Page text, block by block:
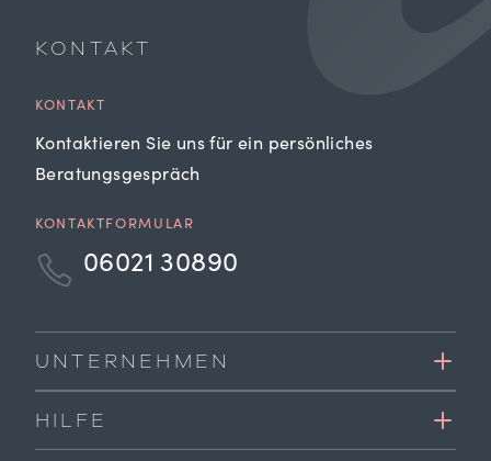
KONTAKT
KONTAKT
Kontaktieren Sie uns für ein persönliches
Beratungsgespräch
KONTAKTFORMULAR
06021 30890
UNTERNEHMEN
HILFE